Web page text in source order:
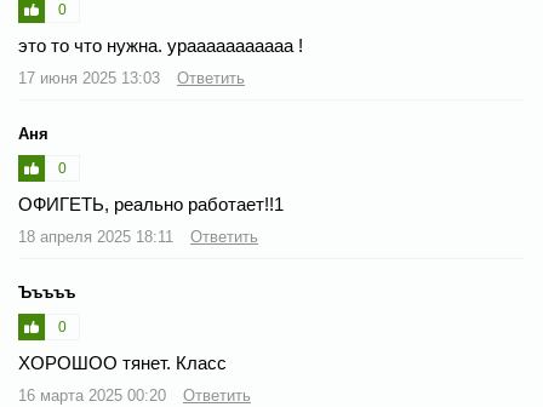
0
это то что нужна. урааааааааааа !
17 июня 2025 13:03 Ответить
Аня
0
ОФИГЕТЬ, реально работает!!1
18 апреля 2025 18:11 Ответить
Ъъъъъ
0
ХОРОШОО тянет. Класс
16 марта 2025 00:20 Ответить